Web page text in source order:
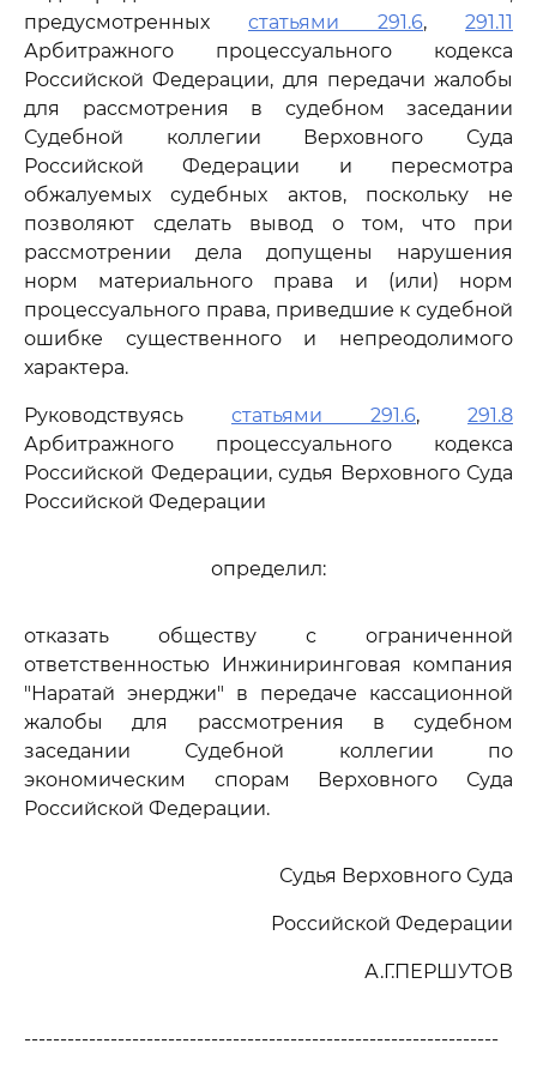
предусмотренных статьями 291.6, 291.11
Арбитражного процессуального кодекса
Российской Федерации, для передачи жалобы
для рассмотрения в судебном заседании
Судебной коллегии Верховного Суда
Российской Федерации и пересмотра
обжалуемых судебных актов, поскольку не
позволяют сделать вывод о том, что при
рассмотрении дела допущены нарушения
норм материального права и (или) норм
процессуального права, приведшие к судебной
ошибке существенного и непреодолимого
характера.
Руководствуясь статьями 291.6, 291.8
Арбитражного процессуального кодекса
Российской Федерации, судья Верховного Суда
Российской Федерации
определил:
отказать обществу с ограниченной
ответственностью Инжиниринговая компания
"Наратай энерджи" в передаче кассационной
жалобы для рассмотрения в судебном
заседании Судебной коллегии по
экономическим спорам Верховного Суда
Российской Федерации.
Судья Верховного Суда
Российской Федерации
А.Г.ПЕРШУТОВ
------------------------------------------------------------------